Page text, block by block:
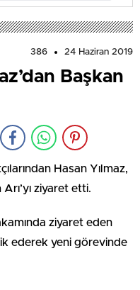
386 24 Haziran 2019
Başkan
Hasan Yılmaz,
ziyaret etti.
ziyaret eden
ederek yeni görevinde